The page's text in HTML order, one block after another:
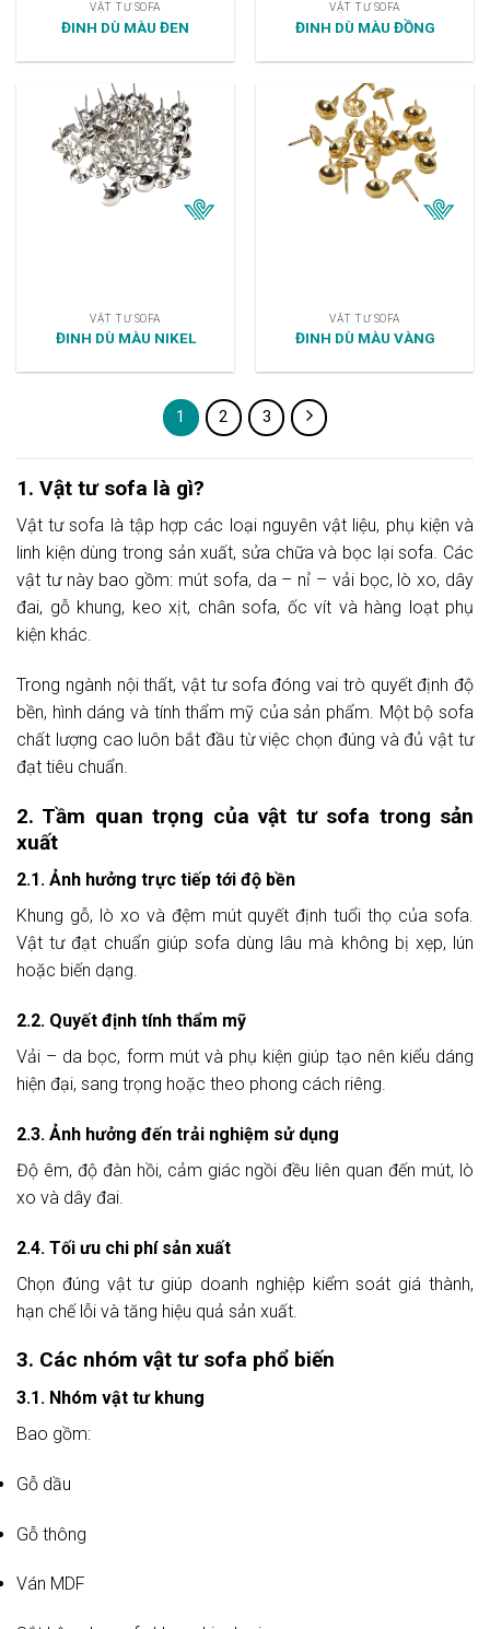
VẬT TƯ SOFA
ĐINH DÙ MÀU ĐEN
VẬT TƯ SOFA
ĐINH DÙ MÀU ĐỒNG
VẬT TƯ SOFA
ĐINH DÙ MÀU NIKEL
VẬT TƯ SOFA
ĐINH DÙ MÀU VÀNG
1 2 3
1. Vật tư sofa là gì?
Vật tư sofa là tập hợp các loại nguyên vật liệu, phụ kiện và
linh kiện dùng trong sản xuất, sửa chữa và bọc lại sofa. Các
vật tư này bao gồm: mút sofa, da – nỉ – vải bọc, lò xo, dây
đai, gỗ khung, keo xịt, chân sofa, ốc vít và hàng loạt phụ
kiện khác.
Trong ngành nội thất, vật tư sofa đóng vai trò quyết định độ
bền, hình dáng và tính thẩm mỹ của sản phẩm. Một bộ sofa
chất lượng cao luôn bắt đầu từ việc chọn đúng và đủ vật tư
đạt tiêu chuẩn.
2. Tầm quan trọng của vật tư sofa trong sản
xuất
2.1. Ảnh hưởng trực tiếp tới độ bền
Khung gỗ, lò xo và đệm mút quyết định tuổi thọ của sofa.
Vật tư đạt chuẩn giúp sofa dùng lâu mà không bị xẹp, lún
hoặc biến dạng.
2.2. Quyết định tính thẩm mỹ
Vải – da bọc, form mút và phụ kiện giúp tạo nên kiểu dáng
hiện đại, sang trọng hoặc theo phong cách riêng.
2.3. Ảnh hưởng đến trải nghiệm sử dụng
Độ êm, độ đàn hồi, cảm giác ngồi đều liên quan đến mút, lò
xo và dây đai.
2.4. Tối ưu chi phí sản xuất
Chọn đúng vật tư giúp doanh nghiệp kiểm soát giá thành,
hạn chế lỗi và tăng hiệu quả sản xuất.
3. Các nhóm vật tư sofa phổ biến
3.1. Nhóm vật tư khung
Bao gồm:
Gỗ dầu
Gỗ thông
Ván MDF